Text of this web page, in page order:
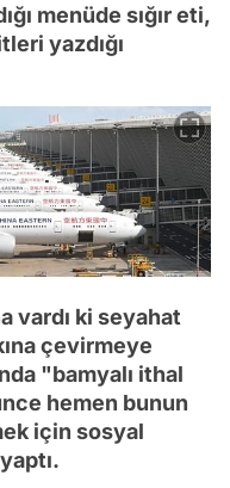
menüde sığır eti,
yazdığı
vardı ki seyahat
çevirmeye
"bamyalı ithal
hemen bunun
için sosyal